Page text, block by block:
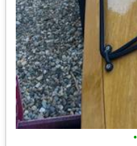
•